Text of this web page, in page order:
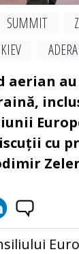
SUMMIT
KIEV
aerian
cu